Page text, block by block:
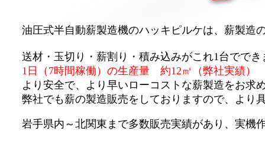
油圧式半自動薪製造機のハッキピルケは、薪製造
送材・玉切り・薪割り・積み込みがこれ1台ででき
1日（7時間稼働）の生産量 約12㎥（弊社実績）
より安全で、より早いローコストな薪製造をお求
弊社でも薪の製造販売をしておりますので、より
岩手県内～北関東まで多数販売実績があり、実機